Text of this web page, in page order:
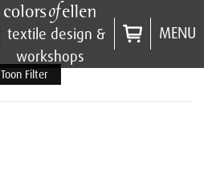
textile design &
workshops
MENU
Toon Filter